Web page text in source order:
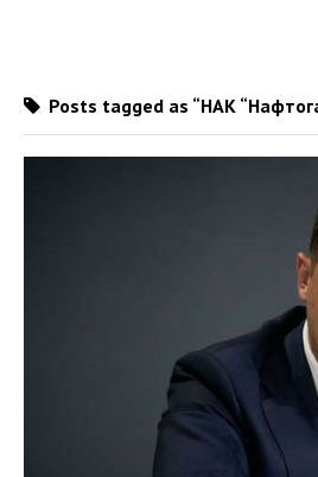
Posts tagged as “НАК